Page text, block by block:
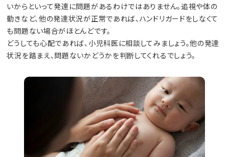
いからといって発達に問題があるわけではありません。追視や体の
動きなど、他の発達状況が正常であれば、ハンドリガードをしなくて
も問題ない場合がほとんどです。
どうしても心配であれば、小児科医に相談してみましょう。他の発達
状況を踏まえ、問題ないかどうかを判断してくれるでしょう。